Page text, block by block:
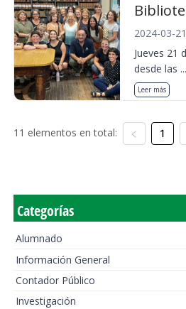
2024-03-
Jueves 21
desde las ...
Leer más
11 elementos en total: 1
Categorías
Alumnado
Información General
Contador Público
Investigación